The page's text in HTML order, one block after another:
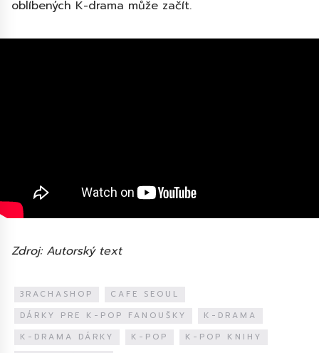
oblíbených K-drama může začít.
Zdroj: Autorský text
3RACHASHOP
CAFE SEOUL
DÁRKY PRE K-POP FANOUŠKY
K-DRAMA
K-DRAMA DÁRKY
K-POP
K-POP KNIHY